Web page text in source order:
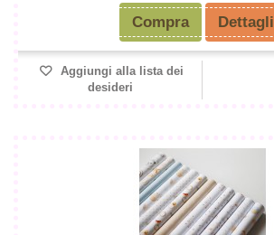
Compra Dettagli
Aggiungi alla lista dei
desideri